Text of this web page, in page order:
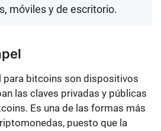
móviles y de escritorio.
para bitcoins son dispositivos
las claves privadas y públicas
Es una de las formas más
puesto que la